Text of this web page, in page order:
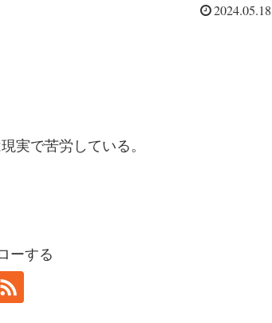
2024.05.18
実で苦労している。
ーする